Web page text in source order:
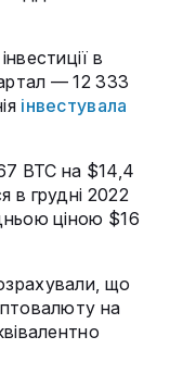
в
— 12 333
інвестувала
BTC на $14,4
в грудні 2022
ціною $16
що
на